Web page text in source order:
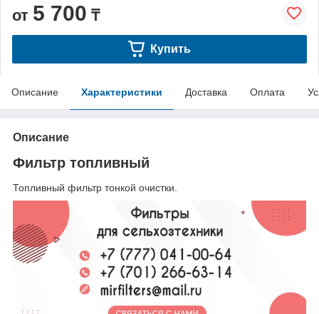
от 5 700 ₸
Купить
Описание Характеристики Доставка Оплата
Описание
Фильтр топливный
Топливный фильтр тонкой очистки.